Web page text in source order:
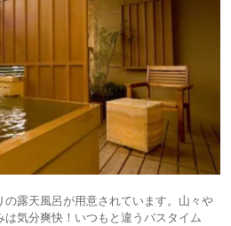
露天風呂が用意されています。山々や
気分爽快！いつもと違うバスタイム